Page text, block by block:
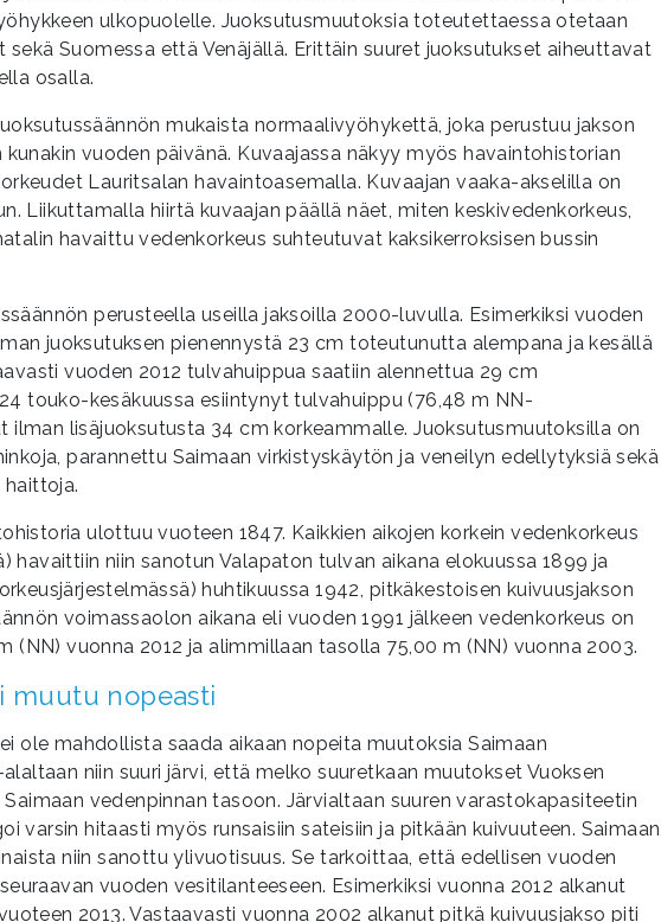
ulkopuolelle. Juoksutusmuutoksia toteutettaessa otetaan
Suomessa että Venäjällä. Erittäin suuret juoksutukset aiheuttavat
osalla.
mukaista normaalivyöhykettä, joka perustuu jakson
vuoden päivänä. Kuvaajassa näkyy myös havaintohistorian
Lauritsalan havaintoasemalla. Kuvaajan vaaka-akselilla on
Liikuttamalla hiirtä kuvaajan päällä näet, miten keskivedenkorkeus,
havaittu vedenkorkeus suhteutuvat kaksikerroksisen bussin
perusteella useilla jaksoilla 2000-luvulla. Esimerkiksi vuoden
juoksutuksen pienennystä 23 cm toteutunutta alempana ja kesällä
vuoden 2012 tulvahuippua saatiin alennettua 29 cm
touko-kesäkuussa esiintynyt tulvahuippu (76,48 m NN-
ilman lisäjuoksutusta 34 cm korkeammalle. Juoksutusmuutoksilla on
parannettu Saimaan virkistyskäytön ja veneilyn edellytyksiä sekä
ulottuu vuoteen 1847. Kaikkien aikojen korkein vedenkorkeus
havaittiin niin sanotun Valapaton tulvan aikana elokuussa 1899 ja
huhtikuussa 1942, pitkäkestoisen kuivuusjakson
voimassaolon aikana eli vuoden 1991 jälkeen vedenkorkeus on
(NN) vuonna 2012 ja alimmillaan tasolla 75,00 m (NN) vuonna 2003.
muutu nopeasti
ole mahdollista saada aikaan nopeita muutoksia Saimaan
niin suuri järvi, että melko suuretkaan muutokset Vuoksen
vedenpinnan tasoon. Järvialtaan suuren varastokapasiteetin
varsin hitaasti myös runsaisiin sateisiin ja pitkään kuivuuteen. Saimaan
niin sanottu ylivuotisuus. Se tarkoittaa, että edellisen vuoden
vuoden vesitilanteeseen. Esimerkiksi vuonna 2012 alkanut
2013. Vastaavasti vuonna 2002 alkanut pitkä kuivuusjakso piti